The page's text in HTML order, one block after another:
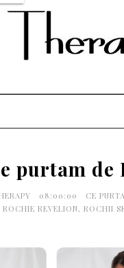
purtam de
08:00:00 CE
ROCHIE REVELION, ROCHII